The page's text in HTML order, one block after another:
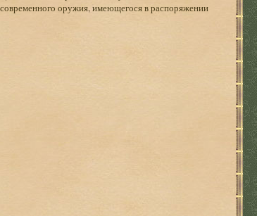
оружия, имеющегося в распоряжении